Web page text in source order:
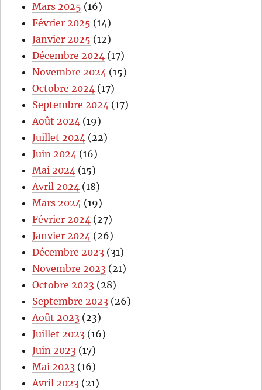
Mars 2025 (16)
Février 2025 (14)
Janvier 2025 (12)
Décembre 2024 (17)
Novembre 2024 (15)
Octobre 2024 (17)
Septembre 2024 (17)
Août 2024 (19)
Juillet 2024 (22)
Juin 2024 (16)
Mai 2024 (15)
Avril 2024 (18)
Mars 2024 (19)
Février 2024 (27)
Janvier 2024 (26)
Décembre 2023 (31)
Novembre 2023 (21)
Octobre 2023 (28)
Septembre 2023 (26)
Août 2023 (23)
Juillet 2023 (16)
Juin 2023 (17)
Mai 2023 (16)
Avril 2023 (21)